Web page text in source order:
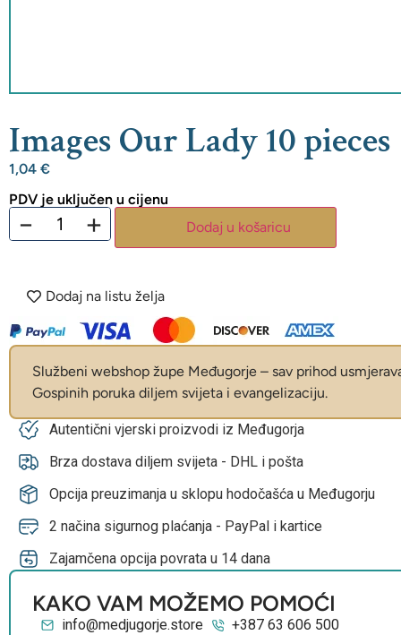
Images Our Lady 10 pieces
1,04 €
PDV je uključen u cijenu
− + Dodaj u košaricu
Dodaj na listu želja
Službeni webshop župe Međugorje – sav prihod
Gospinih poruka diljem svijeta i evangelizaciju.
Autentični vjerski proizvodi iz Međugorja
Brza dostava diljem svijeta - DHL i pošta
Opcija preuzimanja u sklopu hodočašća u Međugorju
2 načina sigurnog plaćanja - PayPal i kartice
Zajamčena opcija povrata u 14 dana
KAKO VAM MOŽEMO POMOĆI
info@medjugorje.store
+387 63 606 500